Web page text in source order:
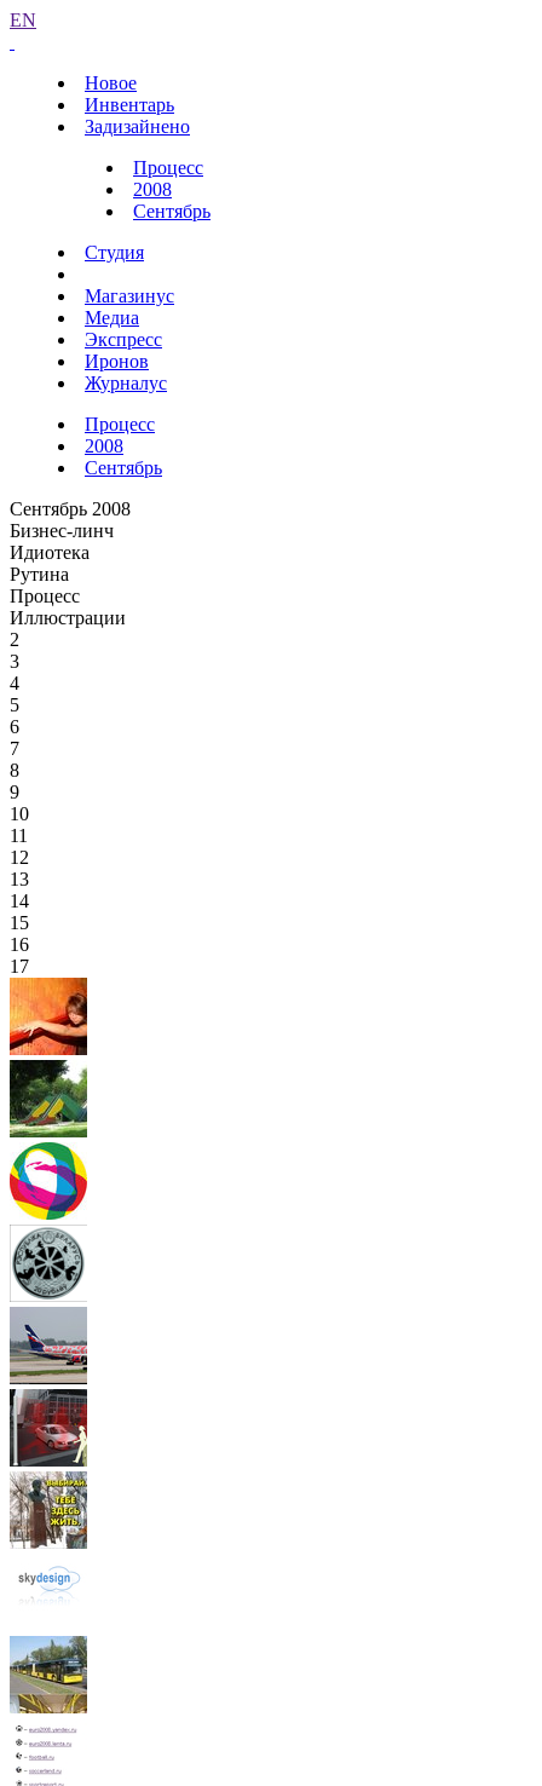
EN
Новое
Инвентарь
Задизайнено
Процесс
2008
Сентябрь
Студия
Магазинус
Медиа
Экспресс
Иронов
Журналус
Процесс
2008
Сентябрь
Сентябрь 2008
Бизнес-линч
Идиотека
Рутина
Процесс
Иллюстрации
2
3
4
5
6
7
8
9
10
11
12
13
14
15
16
17